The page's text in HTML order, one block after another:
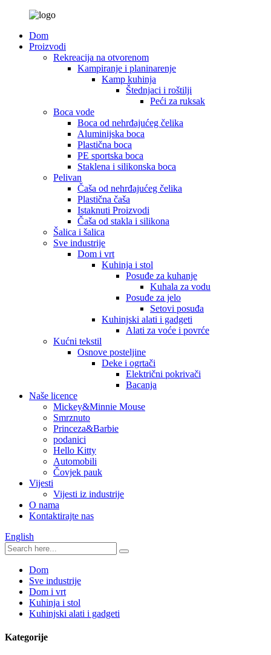
Dom
Proizvodi
Rekreacija na otvorenom
Kampiranje i planinarenje
Kamp kuhinja
Štednjaci i roštilji
Peći za ruksak
Boca vode
Boca od nehrđajućeg čelika
Aluminijska boca
Plastična boca
PE sportska boca
Staklena i silikonska boca
Pelivan
Čaša od nehrđajućeg čelika
Plastična čaša
Istaknuti Proizvodi
Čaša od stakla i silikona
Šalica i šalica
Sve industrije
Dom i vrt
Kuhinja i stol
Posuđe za kuhanje
Kuhala za vodu
Posuđe za jelo
Setovi posuđa
Kuhinjski alati i gadgeti
Alati za voće i povrće
Kućni tekstil
Osnove posteljine
Deke i ogrtači
Električni pokrivači
Bacanja
Naše licence
Mickey&Minnie Mouse
Smrznuto
Princeza&Barbie
podanici
Hello Kitty
Automobili
Čovjek pauk
Vijesti
Vijesti iz industrije
O nama
Kontaktirajte nas
English
Dom
Sve industrije
Dom i vrt
Kuhinja i stol
Kuhinjski alati i gadgeti
Kategorije